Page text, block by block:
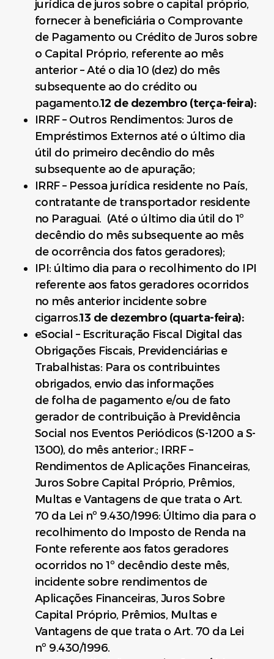
jurídica de juros sobre o capital próprio,
fornecer à beneficiária o Comprovante
de Pagamento ou Crédito de Juros sobre
o Capital Próprio, referente ao mês
anterior – Até o dia 10 (dez) do mês
subsequente ao do crédito ou
pagamento.12 de dezembro (terça-feira):
IRRF – Outros Rendimentos: Juros de
Empréstimos Externos até o último dia
útil do primeiro decêndio do mês
subsequente ao de apuração;
IRRF – Pessoa jurídica residente no País,
contratante de transportador residente
no Paraguai. (Até o último dia útil do 1º
decêndio do mês subsequente ao mês
de ocorrência dos fatos geradores);
IPI: último dia para o recolhimento do IPI
referente aos fatos geradores ocorridos
no mês anterior incidente sobre
cigarros.13 de dezembro (quarta-feira):
eSocial – Escrituração Fiscal Digital das
Obrigações Fiscais, Previdenciárias e
Trabalhistas: Para os contribuintes
obrigados, envio das informações
de folha de pagamento e/ou de fato
gerador de contribuição à Previdência
Social nos Eventos Periódicos (S-1200 a S-
1300), do mês anterior.; IRRF –
Rendimentos de Aplicações Financeiras,
Juros Sobre Capital Próprio, Prêmios,
Multas e Vantagens de que trata o Art.
70 da Lei nº 9.430/1996: Último dia para o
recolhimento do Imposto de Renda na
Fonte referente aos fatos geradores
ocorridos no 1º decêndio deste mês,
incidente sobre rendimentos de
Aplicações Financeiras, Juros Sobre
Capital Próprio, Prêmios, Multas e
Vantagens de que trata o Art. 70 da Lei
nº 9.430/1996.